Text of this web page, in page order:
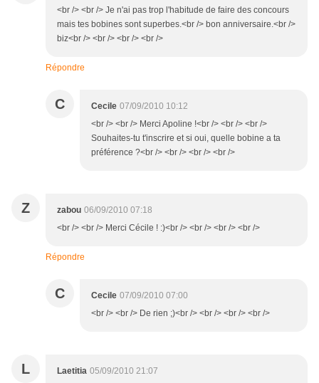
<br /> <br /> Je n'ai pas trop l'habitude de faire des concours
mais tes bobines sont superbes.<br /> bon anniversaire.<br />
biz<br /> <br /> <br /> <br />
Répondre
C Cecile 07/09/2010 10:12
<br /> <br /> Merci Apoline !<br /> <br /> <br />
Souhaites-tu t'inscrire et si oui, quelle bobine a ta
préférence ?<br /> <br /> <br /> <br />
Z zabou 06/09/2010 07:18
<br /> <br /> Merci Cécile ! :)<br /> <br /> <br /> <br />
Répondre
C Cecile 07/09/2010 07:00
<br /> <br /> De rien ;)<br /> <br /> <br /> <br />
L Laetitia 05/09/2010 21:07